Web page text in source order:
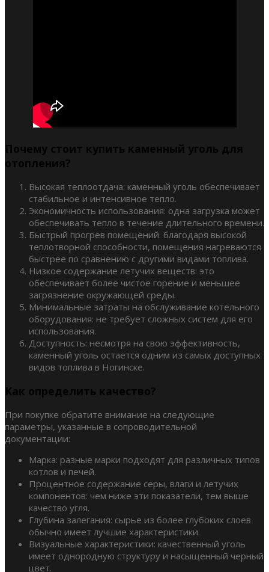
Почему стоит купить каменный уголь для
отопления?
Высокая теплоотдача: каменный уголь обеспечивает
стабильное и интенсивное тепло.
Экономичность использования: одна загрузка может
обеспечивать тепло в течение длительного времени.
Быстрый прогрев помещений: благодаря высокой
теплотворной способности, помещения нагреваются
быстрее по сравнению с другими видами топлива.
Низкое содержание летучих веществ: это
обеспечивает более чистое горение и меньшее
загрязнение окружающей среды.
Минимальные затраты на обслуживание котельного
оборудования: не требует сложных систем для его
использования.
Доступность: несмотря на свою эффективность,
каменный уголь остается одним из самых доступных
видов топлива в Ногинске.
Как определить качество?
При покупке обратите внимание на следующие
параметры, указанные в сопроводительной
документации:
Марка: разные марки подходят для различных типов
котлов и печей.
Процентное содержание серы, влаги и летучих
компонентов: чем ниже эти показатели, тем выше
качество угля.
Глубина залегания: сырье из более глубоких слоев
обычно имеет лучшие характеристики.
Визуальные характеристики: качественный уголь
имеет однородную структуру и насыщенный черный
цвет.